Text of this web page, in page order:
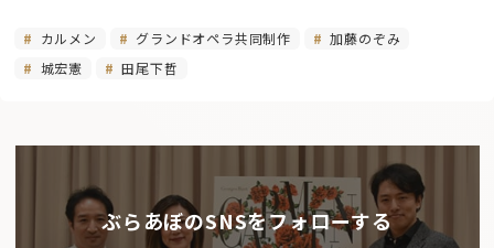
カルメン グランドオペラ共同制作
加藤のぞみ
城宏憲
田尾下哲
ぶらあぼのSNSをフォローする